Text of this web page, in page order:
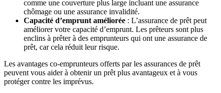
comme une couverture plus large incluant une assurance
chômage ou une assurance invalidité.
Capacité d’emprunt améliorée : L’assurance de prêt peut
améliorer votre capacité d’emprunt. Les prêteurs sont plus
enclins à prêter à des emprunteurs qui ont une assurance de
prêt, car cela réduit leur risque.
Les avantages co-emprunteurs offerts par les assurances de prêt
peuvent vous aider à obtenir un prêt plus avantageux et à vous
protéger contre les imprévus.